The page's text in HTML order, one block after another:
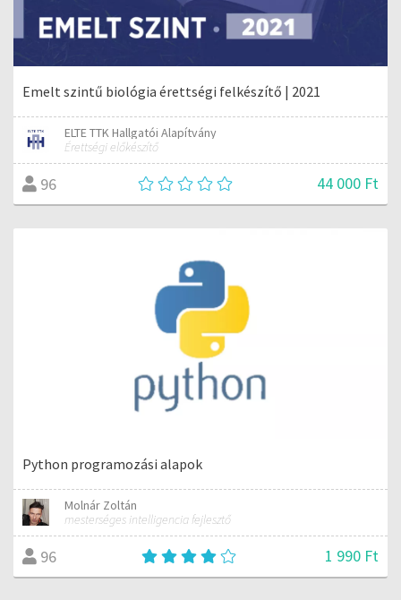
Emelt szintű biológia érettségi felkészítő | 2021
ELTE TTK Hallgatói Alapítvány
Érettségi előkészítő
96 44 000 Ft
Python programozási alapok
Molnár Zoltán
mesterséges intelligencia fejlesztő
96 1 990 Ft